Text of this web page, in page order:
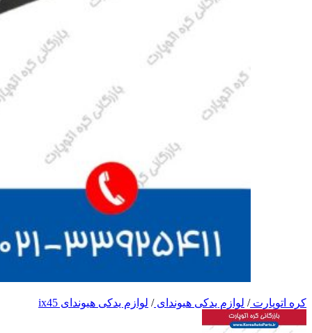
کره اتوپارت/ لوازم یدکی هیوندای/ لوازم یدکی هیوندای ix45